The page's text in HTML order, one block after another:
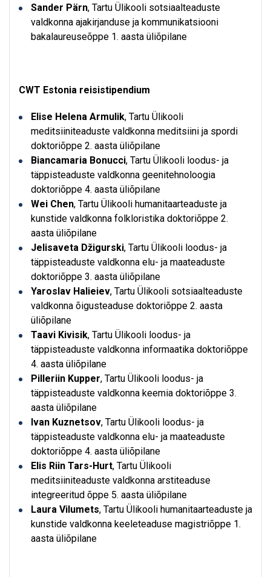
Sander Pärn, Tartu Ülikooli sotsiaalteaduste
valdkonna ajakirjanduse ja kommunikatsiooni
bakalaureuseõppe 1. aasta üliõpilane
CWT Estonia reisistipendium
Elise Helena Armulik, Tartu Ülikooli
meditsiiniteaduste valdkonna meditsiini ja spordi
doktoriõppe 2. aasta üliõpilane
Biancamaria Bonucci, Tartu Ülikooli loodus- ja
täppisteaduste valdkonna geenitehnoloogia
doktoriõppe 4. aasta üliõpilane
Wei Chen, Tartu Ülikooli humanitaarteaduste ja
kunstide valdkonna folkloristika doktoriõppe 2.
aasta üliõpilane
Jelisaveta Džigurski, Tartu Ülikooli loodus- ja
täppisteaduste valdkonna elu- ja maateaduste
doktoriõppe 3. aasta üliõpilane
Yaroslav Halieiev, Tartu Ülikooli sotsiaalteaduste
valdkonna õigusteaduse doktoriõppe 2. aasta
üliõpilane
Taavi Kivisik, Tartu Ülikooli loodus- ja
täppisteaduste valdkonna informaatika doktoriõppe
4. aasta üliõpilane
Pilleriin Kupper, Tartu Ülikooli loodus- ja
täppisteaduste valdkonna keemia doktoriõppe 3.
aasta üliõpilane
Ivan Kuznetsov, Tartu Ülikooli loodus- ja
täppisteaduste valdkonna elu- ja maateaduste
doktoriõppe 4. aasta üliõpilane
Elis Riin Tars-Hurt, Tartu Ülikooli
meditsiiniteaduste valdkonna arstiteaduse
integreeritud õppe 5. aasta üliõpilane
Laura Vilumets, Tartu Ülikooli humanitaarteaduste ja
kunstide valdkonna keeleteaduse magistriõppe 1.
aasta üliõpilane